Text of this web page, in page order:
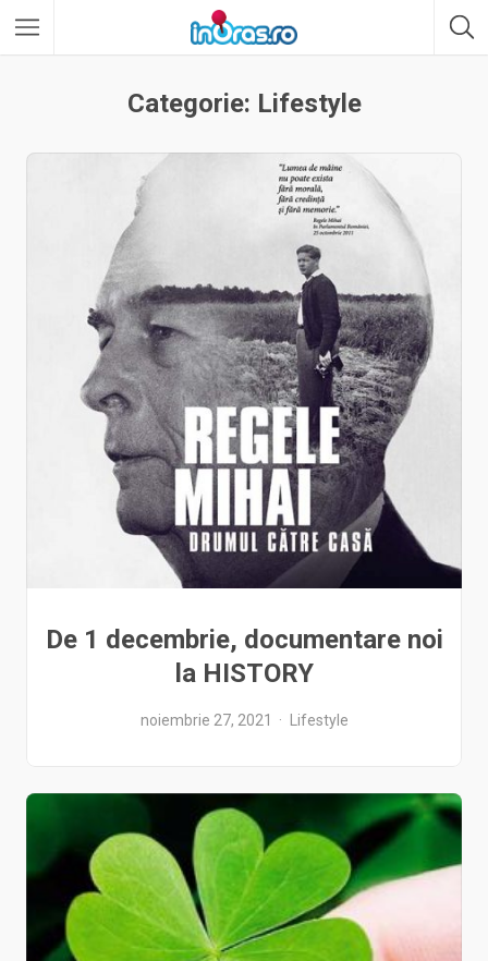
Categorie: Lifestyle
De 1 decembrie, documentare noi
la HISTORY
noiembrie 27, 2021 Lifestyle